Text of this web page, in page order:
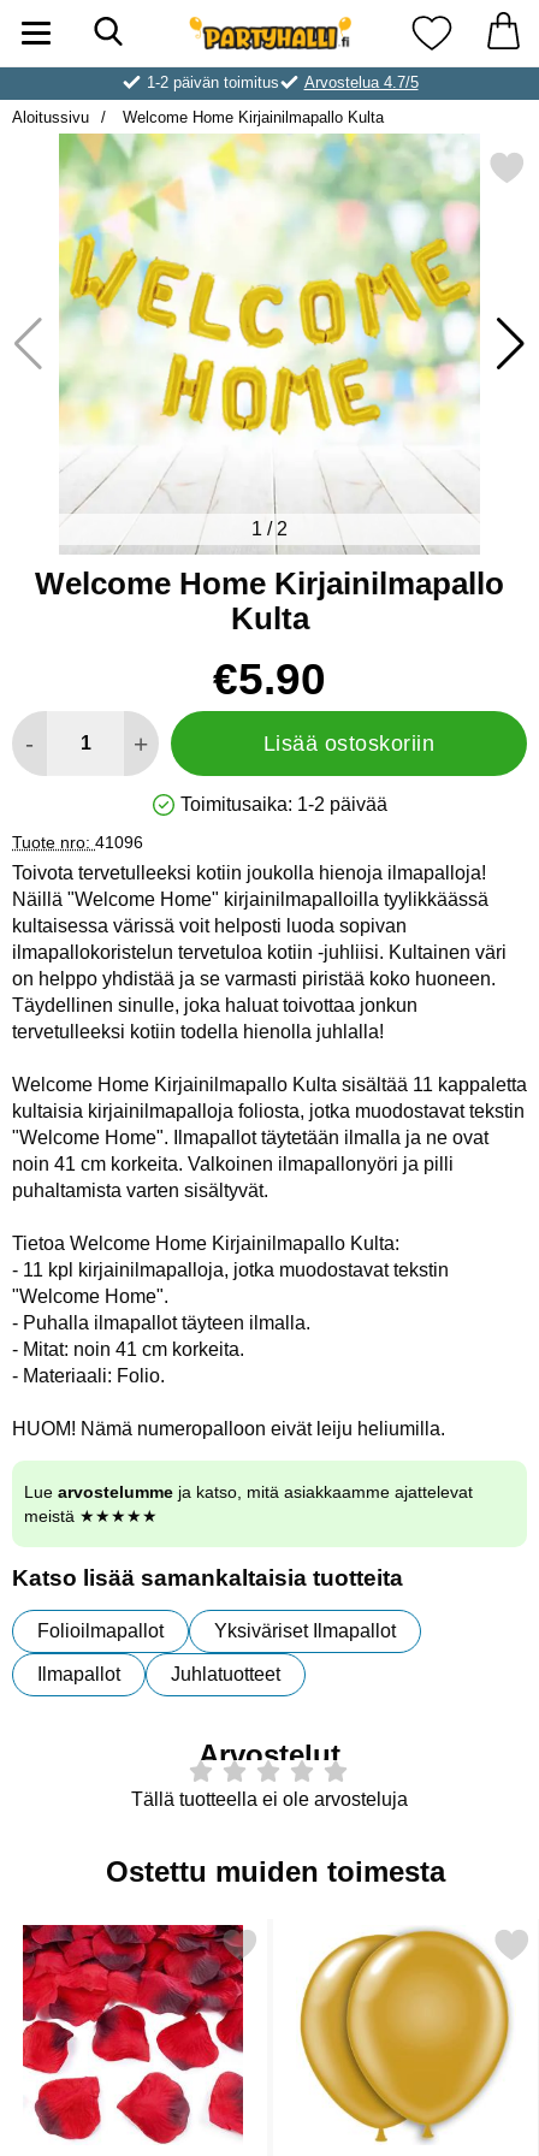
Ostoskori laajennettu Partyhallen AB
Suosikkini
1-2 päivän toimitus
Arvostelua 4.7/5
Aloitussivu
Welcome Home Kirjainilmapallo Kulta
Merkitse welcome Home
1 / 2
Welcome Home Kirjainilmapallo
Kulta
hinta
€5.90
- + Lisää ostoskoriin
Saatavuus: Varastossa
Toimitusaika: 1-2 päivää
Tuote nro: 41096
Toivota tervetulleeksi kotiin joukolla hienoja ilmapalloja!
Näillä "Welcome Home" kirjainilmapalloilla tyylikkäässä
kultaisessa värissä voit helposti luoda sopivan
ilmapallokoristelun tervetuloa kotiin -juhliisi. Kultainen väri
on helppo yhdistää ja se varmasti piristää koko huoneen.
Täydellinen sinulle, joka haluat toivottaa jonkun
tervetulleeksi kotiin todella hienolla juhlalla!
Welcome Home Kirjainilmapallo Kulta sisältää 11 kappaletta
kultaisia kirjainilmapalloja foliosta, jotka muodostavat tekstin
"Welcome Home". Ilmapallot täytetään ilmalla ja ne ovat
noin 41 cm korkeita. Valkoinen ilmapallonyöri ja pilli
puhaltamista varten sisältyvät.
Tietoa Welcome Home Kirjainilmapallo Kulta:
- 11 kpl kirjainilmapalloja, jotka muodostavat tekstin
"Welcome Home".
- Puhalla ilmapallot täyteen ilmalla.
- Mitat: noin 41 cm korkeita.
- Materiaali: Folio.
HUOM! Nämä numeropalloon eivät leiju heliumilla.
Lue arvostelumme ja katso, mitä asiakkaamme ajattelevat
meistä ★★★★★
Katso lisää samankaltaisia tuotteita
Folioilmapallot Yksiväriset Ilmapallot
Ilmapallot Juhlatuotteet
Arvostelut
Tällä tuotteella ei ole arvosteluja
Ostettu muiden toimesta
romanttinen Punainen Konfetti Ruusun Terälehti suosikiksi
Merkitse ilmapallot